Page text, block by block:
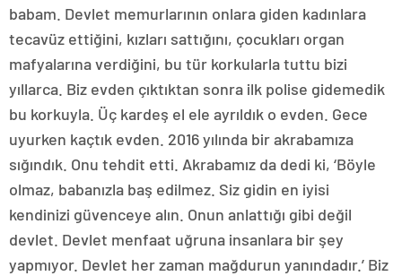
babam. Devlet memurlarının onlara giden kadınlara
tecavüz ettiğini, kızları sattığını, çocukları organ
mafyalarına verdiğini, bu tür korkularla tuttu bizi
yıllarca. Biz evden çıktıktan sonra ilk polise gidemedik
bu korkuyla. Üç kardeş el ele ayrıldık o evden. Gece
uyurken kaçtık evden. 2016 yılında bir akrabamıza
sığındık. Onu tehdit etti. Akrabamız da dedi ki, ‘Böyle
olmaz, babanızla baş edilmez. Siz gidin en iyisi
kendinizi güvenceye alın. Onun anlattığı gibi değil
devlet. Devlet menfaat uğruna insanlara bir şey
yapmıyor. Devlet her zaman mağdurun yanındadır.’ Biz